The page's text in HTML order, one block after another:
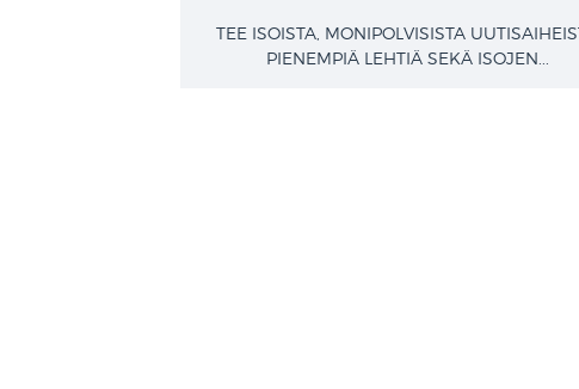
TEE ISOISTA, MONIPOLVISISTA UUTISAIHEISTA
PIENEMPIÄ LEHTIÄ SEKÄ ISOJEN...